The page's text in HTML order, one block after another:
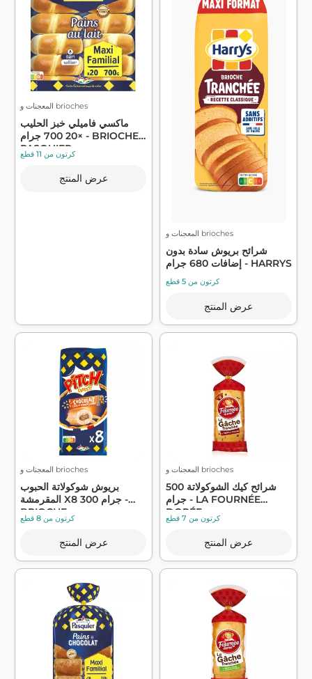
المعجنات و brioches
ماكسي فاميلي خبز الحليب
×20 700 جرام - BRIOCHE
PASQUIER
كرتون من 11 قطع
عرض المنتج
المعجنات و brioches
شرائح بريوش سادة بدون
إضافات 680 جرام - HARRYS
كرتون من 5 قطع
عرض المنتج
المعجنات و brioches
بريوش شوكولاتة الحبوب
المقرمشة X8 300 جرام -
BRIOCHE ...
كرتون من 8 قطع
عرض المنتج
المعجنات و brioches
شرائح كيك الشوكولاتة 500
جرام - LA FOURNÉE
DORÉEكرتون من 7 قطع
عرض المنتج